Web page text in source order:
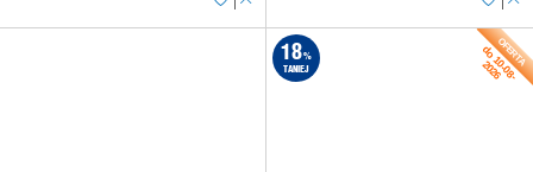
do 10-08-
2026
18%
TANIEJ